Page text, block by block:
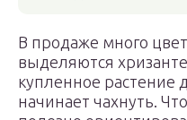
В продаже много
выделяются
купленное растение
начинает чахнуть.